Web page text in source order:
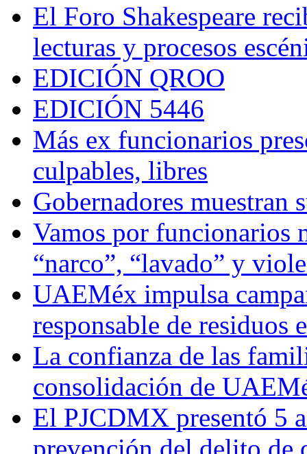
El Foro Shakespeare
lecturas y procesos
EDICIÓN QROO
EDICIÓN 5446
Más ex funcionarios
culpables, libres
Gobernadores muestran
Vamos por funcionarios
“narco”, “lavado” y
UAEMéx impulsa
responsable de residuos
La confianza de las
consolidación de
El PJCDMX presentó 5